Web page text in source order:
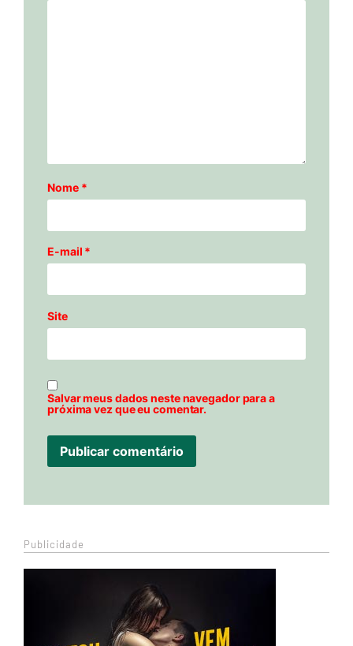
Nome *
E-mail *
Site
Salvar meus dados neste navegador para a
próxima vez que eu comentar.
Publicidade